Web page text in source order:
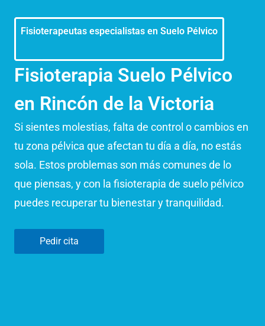
Fisioterapeutas especialistas en Suelo Pélvico
Fisioterapia Suelo Pélvico
en Rincón de la Victoria
Si sientes molestias, falta de control o cambios en
tu zona pélvica que afectan tu día a día, no estás
sola. Estos problemas son más comunes de lo
que piensas, y con la fisioterapia de suelo pélvico
puedes recuperar tu bienestar y tranquilidad.
Pedir cita